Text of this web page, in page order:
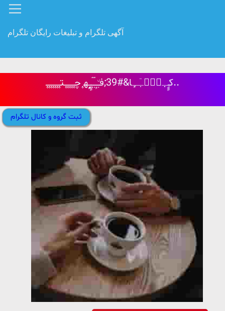
آگهی تلگرام و تبلیغات رایگان تلگرام
کـٍٍـٜٜـٜۘـٜٓـٍٜا&#39;فـٜ٘ـٍٜـٜۘـٜۘـٍٍـٍٍٜٜ‍ٍٍه‍ ۪ٜچـ۪ٜـ۪ٜـ۪ٜـ۪ٜـ۪ٜتـ۪ٜـ۪ٜـ۪ٜـ۪ٜـ۪ٜـ۪ٜـ۪ٜ..
ثبت گروه و کانال تلگرام